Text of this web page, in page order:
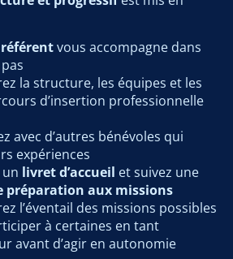
vous accompagne dans
la structure, les équipes et les
d’insertion professionnelle
avec d’autres bénévoles qui
expériences
livret d’accueil et suivez une
préparation aux missions
l’éventail des missions possibles
à certaines en tant
avant d’agir en autonomie